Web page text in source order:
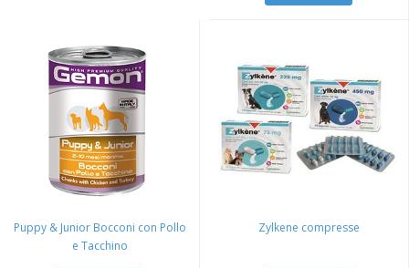
Puppy & Junior Bocconi con Pollo
e Tacchino
Zylkene compresse